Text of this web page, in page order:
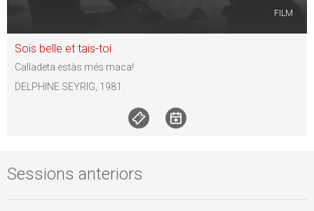
FILM
Sois belle et tais-toi
Calladeta estàs més maca!
DELPHINE SEYRIG, 1981.
Sessions anteriors